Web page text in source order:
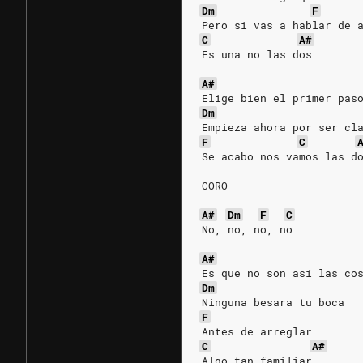
Dm
F
Pero si vas a hablar de
C
A#
Es una no las dos
A#
Elige bien el primer paso
Dm
Empieza ahora por ser
F
C
Se acabo nos vamos las
CORO
A#
Dm F
C
No, no, no, no
A#
Es que no son así las
Dm
Ninguna besara tu boca
F
Antes de arreglar
C
A#